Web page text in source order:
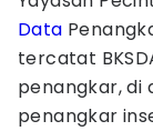
Data
tercatat
penangkar, di
penangkar